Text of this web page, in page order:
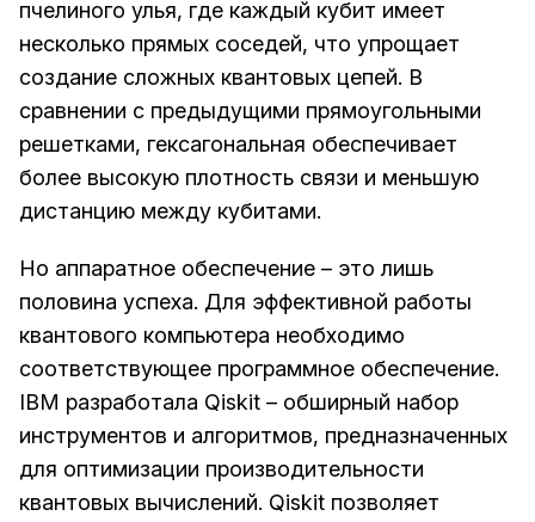
пчелиного улья, где каждый кубит имеет
несколько прямых соседей, что упрощает
создание сложных квантовых цепей. В
сравнении с предыдущими прямоугольными
решетками, гексагональная обеспечивает
более высокую плотность связи и меньшую
дистанцию между кубитами.
Но аппаратное обеспечение – это лишь
половина успеха. Для эффективной работы
квантового компьютера необходимо
соответствующее программное обеспечение.
IBM разработала Qiskit – обширный набор
инструментов и алгоритмов, предназначенных
для оптимизации производительности
квантовых вычислений. Qiskit позволяет